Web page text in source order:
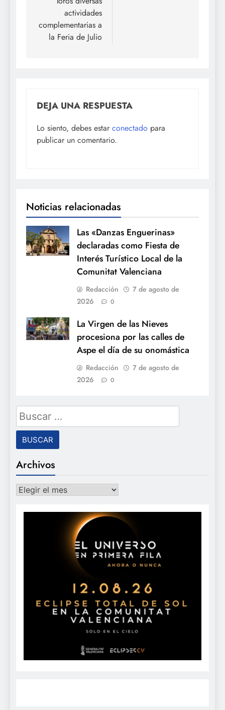
actividades
complementarias a
la Feria de Julio
DEJA UNA RESPUESTA
Lo siento, debes estar conectado para
publicar un comentario.
Noticias relacionadas
Las «Danzas Enguerinas»
declaradas como Fiesta de
Interés Turístico Local de la
Comunitat Valenciana
Redacción
7 de agosto de
2026
0
La Virgen de las Nieves
procesiona por las calles de
Aspe el día de su onomástica
Redacción
7 de agosto de
2026
0
Buscar:
Archivos
Archivos